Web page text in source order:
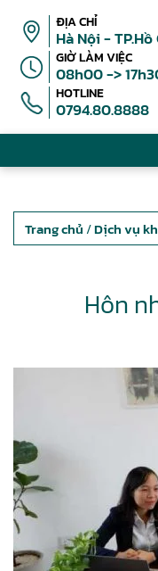
ĐỊA CHỈ
Hà Nội -
GIỜ LÀM VIỆC
08h00 ->
HOTLINE
0794.80.8888
Trang chủ /Dịch vụ
Hôn